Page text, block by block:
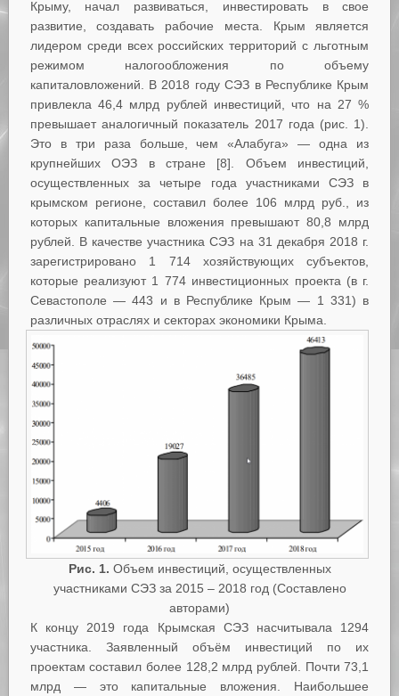
Крыму, начал развиваться, инвестировать в свое
развитие, создавать рабочие места. Крым является
лидером среди всех российских территорий с льготным
режимом налогообложения по объему
капиталовложений. В 2018 году СЭЗ в Республике Крым
привлекла 46,4 млрд рублей инвестиций, что на 27 %
превышает аналогичный показатель 2017 года (рис. 1).
Это в три раза больше, чем «Алабуга» — одна из
крупнейших ОЭЗ в стране [8]. Объем инвестиций,
осуществленных за четыре года участниками СЭЗ в
крымском регионе, составил более 106 млрд руб., из
которых капитальные вложения превышают 80,8 млрд
рублей. В качестве участника СЭЗ на 31 декабря 2018 г.
зарегистрировано 1 714 хозяйствующих субъектов,
которые реализуют 1 774 инвестиционных проекта (в г.
Севастополе — 443 и в Республике Крым — 1 331) в
различных отраслях и секторах экономики Крыма.
Рис. 1. Объем инвестиций, осуществленных
участниками СЭЗ за 2015 – 2018 год (Составлено
авторами)
К концу 2019 года Крымская СЭЗ насчитывала 1294
участника. Заявленный объём инвестиций по их
проектам составил более 128,2 млрд рублей. Почти 73,1
млрд — это капитальные вложения. Наибольшее